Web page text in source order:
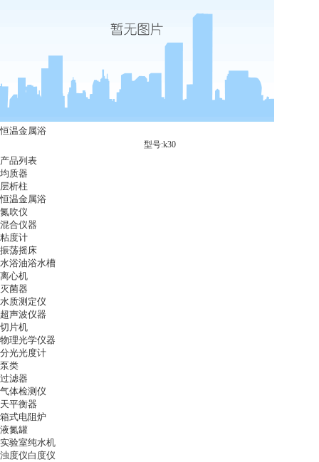
恒温金属浴
型号:k30
产品列表
均质器
层析柱
恒温金属浴
氮吹仪
混合仪器
粘度计
振荡摇床
水浴油浴水槽
离心机
灭菌器
水质测定仪
超声波仪器
切片机
物理光学仪器
分光光度计
泵类
过滤器
气体检测仪
天平衡器
箱式电阻炉
液氮罐
实验室纯水机
浊度仪白度仪